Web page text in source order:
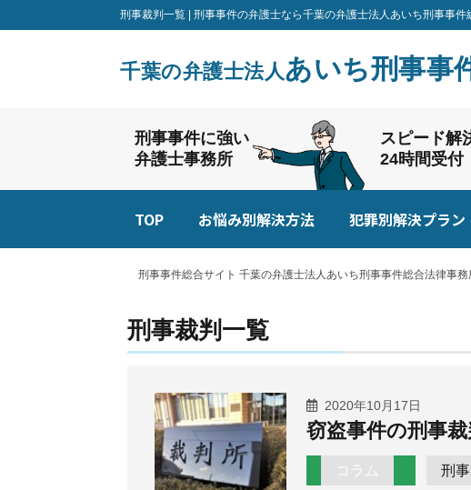
刑事裁判一覧 | 刑事事件の弁護士なら千葉の弁護士法人あいち刑事事件
千葉の弁護士法人あいち刑事事
刑事事件に強い
弁護士事務所
スピード解
24時間受付
TOP お悩み別解決方法 犯罪別解決プラン
刑事事件総合サイト 千葉の弁護士法人あいち刑事事件総合法律事務
刑事裁判一覧
2020年10月17日
窃盗事件の刑事
コラム 刑